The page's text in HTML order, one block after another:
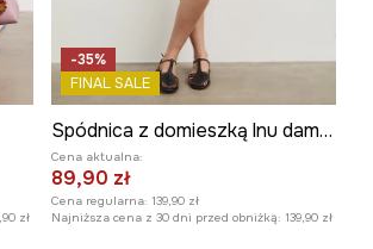
zł
-35%
FINAL SALE
Spódnica z domieszką lnu damska mini z aplikacją
Cena aktualna:
89,90 zł
Cena regularna: 139,90 zł
Najniższa cena z 30 dni przed obniżką: 139,90 zł